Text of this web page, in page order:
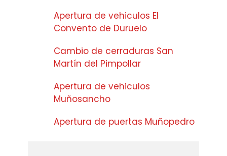
Apertura de vehiculos El
Convento de Duruelo
Cambio de cerraduras San
Martín del Pimpollar
Apertura de vehiculos
Muñosancho
Apertura de puertas Muñopedro